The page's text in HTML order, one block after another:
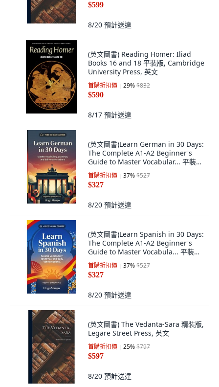
$599
8/20 預計送達
(英文圖書) Reading Homer: Iliad
Books 16 and 18 平裝版, Cambridge
University Press, 英文
首購折扣價 29%$832
$590
8/17 預計送達
(英文圖書)Learn German in 30 Days:
The Complete A1-A2 Beginner's
Guide to Master Vocabular... 平裝
版, 英文, Independently Published
首購折扣價 37%$527
$327
8/20 預計送達
(英文圖書)Learn Spanish in 30 Days:
The Complete A1-A2 Beginner's
Guide to Master Vocabula... 平裝版,
英文, Independently Published
首購折扣價 37%$527
$327
8/20 預計送達
(英文圖書) The Vedanta-Sara 精裝版,
Legare Street Press, 英文
首購折扣價 25%$797
$597
8/20 預計送達